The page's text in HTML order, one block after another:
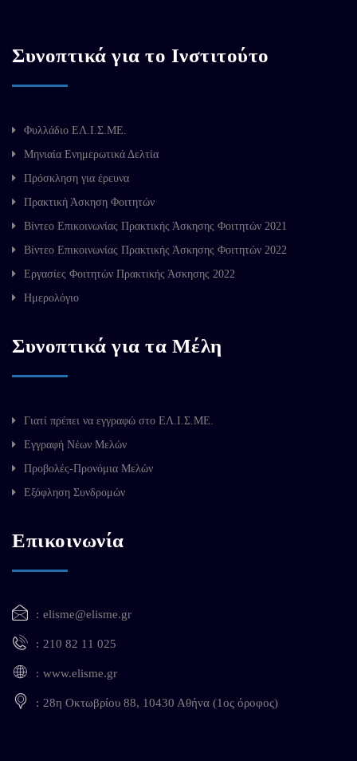
Συνοπτικά για το Ινστιτούτο
Φυλλάδιο ΕΛ.Ι.Σ.ΜΕ.
Μηνιαία Ενημερωτικά Δελτία
Πρόσκληση για έρευνα
Πρακτική Άσκηση Φοιτητών
Βίντεο Επικοινωνίας Πρακτικής Άσκησης Φοιτητών 2021
Βίντεο Επικοινωνίας Πρακτικής Άσκησης Φοιτητών 2022
Εργασίες Φοιτητών Πρακτικής Άσκησης 2022
Ημερολόγιο
Συνοπτικά για τα Μέλη
Γιατί πρέπει να εγγραφώ στο ΕΛ.Ι.Σ.ΜΕ.
Εγγραφή Νέων Μελών
Προβολές-Προνόμια Μελών
Εξόφληση Συνδρομών
Επικοινωνία
elisme@elisme.gr
210 82 11 025
www.elisme.gr
28η Οκτωβρίου 88, 10430 Αθήνα (1ος όροφος)